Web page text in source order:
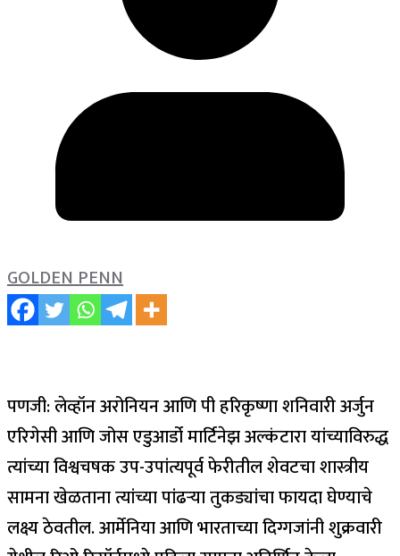
GOLDEN PENN
पणजी: लेव्हॉन अरोनियन आणि पी हरिकृष्णा शनिवारी अर्जुन
एरिगेसी आणि जोस एडुआर्डो मार्टिनेझ अल्कंटारा यांच्याविरुद्ध
त्यांच्या विश्वचषक उप-उपांत्यपूर्व फेरीतील शेवटचा शास्त्रीय
सामना खेळताना त्यांच्या पांढऱ्या तुकड्यांचा फायदा घेण्याचे
लक्ष्य ठेवतील.आर्मेनिया आणि भारताच्या दिग्गजांनी शुक्रवारी